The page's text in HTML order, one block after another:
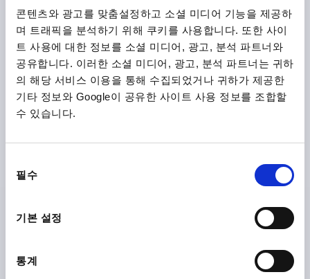
콘텐츠와 광고를 맞춤설정하고 소셜 미디어 기능을 제공하
며 트래픽을 분석하기 위해 쿠키를 사용합니다. 또한 사이
트 사용에 대한 정보를 소셜 미디어, 광고, 분석 파트너와
공유합니다. 이러한 소셜 미디어, 광고, 분석 파트너는 귀하
의 해당 서비스 이용을 통해 수집되었거나 귀하가 제공한
기타 정보와 Google이 공유한 사이트 사용 정보를 조합할
수 있습니다.
필수
기본 설정
통계
plus shipping costs
K0147 C
PALM GRIP DIN6335, FORM:C, D=12, D1=63, H=40,
GREY CAST IRON TUMBLED
BORE DEPTH=22
FORM=C
HEIGHT=40
Order number: